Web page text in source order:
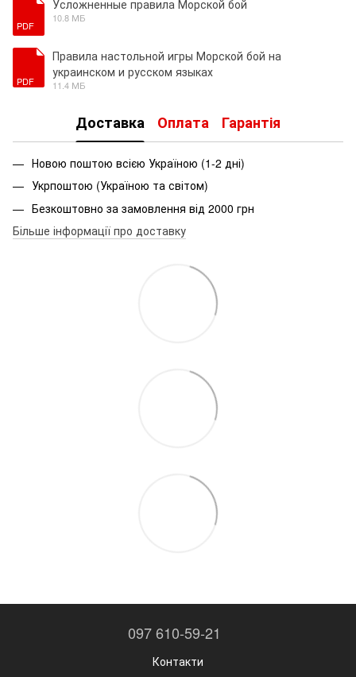
PDF
Усложненные правила Морской бой
10.8 МБ
PDF
Правила настольной игры Морской бой на
украинском и русском языках
11.4 МБ
Доставка Оплата Гарантія
Новою поштою всією Україною (1-2 дні)
Укрпоштою (Україною та світом)
Безкоштовно за замовлення від 2000 грн
Більше інформації про доставку
097 610-59-21
Контакти